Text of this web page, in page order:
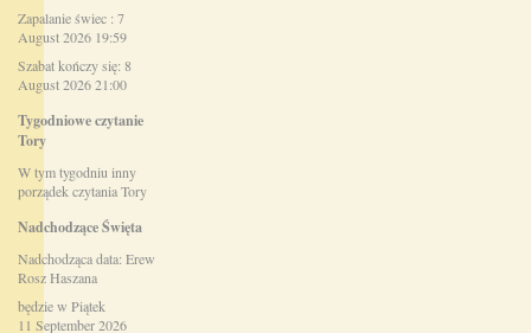
Zapalanie świec : 7
August 2026 19:59
Szabat kończy się: 8
August 2026 21:00
Tygodniowe czytanie
Tory
W tym tygodniu inny
porządek czytania Tory
Nadchodzące Święta
Nadchodząca data: Erew
Rosz Haszana
będzie w Piątek
11 September 2026